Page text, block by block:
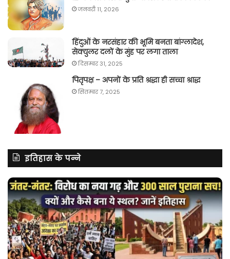
जनवरी 11, 2026
हिंदुओं के नरसंहार की भूमि बनता बांग्लादेश,
सेक्युलर दलों के मुंह पर लगा ताला
दिसम्बर 31, 2025
पितृपक्ष – अपनों के प्रति श्रद्धा ही सच्चा श्राद्ध
सितम्बर 7, 2025
इतिहास के पन्ने